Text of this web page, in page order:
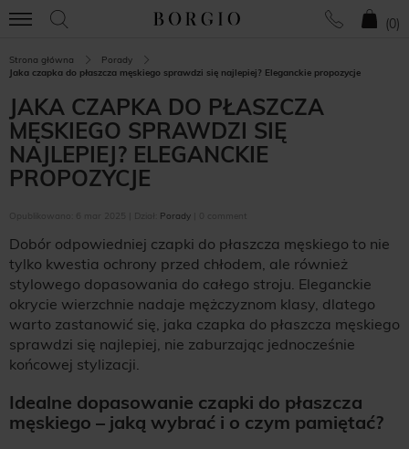
(0)
Strona główna
Porady
Jaka czapka do płaszcza męskiego sprawdzi się najlepiej? Eleganckie propozycje
JAKA CZAPKA DO PŁASZCZA
MĘSKIEGO SPRAWDZI SIĘ
NAJLEPIEJ? ELEGANCKIE
PROPOZYCJE
Opublikowano: 6 mar 2025 | Dział: Porady | 0 comment
Dobór odpowiedniej czapki do płaszcza męskiego to nie
tylko kwestia ochrony przed chłodem, ale również
stylowego dopasowania do całego stroju. Eleganckie
okrycie wierzchnie nadaje mężczyznom klasy, dlatego
warto zastanowić się, jaka czapka do płaszcza męskiego
sprawdzi się najlepiej, nie zaburzając jednocześnie
końcowej stylizacji.
Idealne dopasowanie czapki do płaszcza
męskiego – jaką wybrać i o czym pamiętać?